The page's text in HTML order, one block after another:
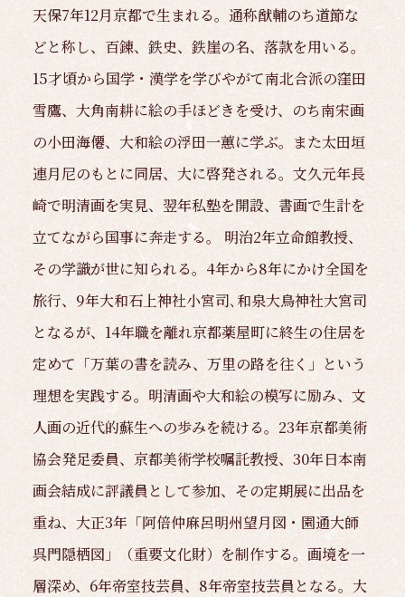
天保7年12月京都で生まれる。通称猷輔のち道節な
どと称し、百錬、鉄史、鉄崖の名、落款を用いる。
15才頃から国学・漢学を学びやがて南北合派の窪田
雪鷹、大角南耕に絵の手ほどきを受け、のち南宋画
の小田海僊、大和絵の浮田一蕙に学ぶ。また太田垣
連月尼のもとに同居、大に啓発される。文久元年長
崎で明清画を実見、翌年私塾を開設、書画で生計を
立てながら国事に奔走する。 明治2年立命館教授、
その学識が世に知られる。4年から8年にかけ全国を
旅行、9年大和石上神社小宮司､和泉大鳥神社大宮司
となるが、14年職を離れ京都薬屋町に終生の住居を
定めて「万葉の書を読み、万里の路を往く」という
理想を実践する。明清画や大和絵の模写に励み、文
人画の近代的蘇生への歩みを続ける。23年京都美術
協会発足委員、京都美術学校嘱託教授、30年日本南
画会結成に評議員として参加、その定期展に出品を
重ね、大正3年「阿倍仲麻呂明州望月図・園通大師
呉門隠栖図」（重要文化財）を制作する。画境を一
層深め、6年帝室技芸員、8年帝室技芸員となる。大